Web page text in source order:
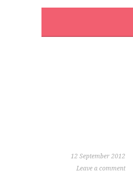
12 September 2012
Leave a comment